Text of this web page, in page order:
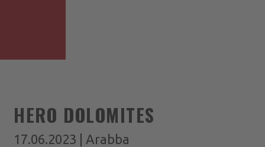
HERO DOLOMITES
17.06.2023 | Arabba